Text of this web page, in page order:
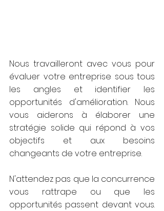
Nous travailleront avec vous pour
évaluer votre entreprise sous tous
les angles et identifier les
opportunités d'amélioration. Nous
vous aiderons à élaborer une
stratégie solide qui répond à vos
objectifs et aux besoins
changeants de votre entreprise.
N'attendez pas que la concurrence
vous rattrape ou que les